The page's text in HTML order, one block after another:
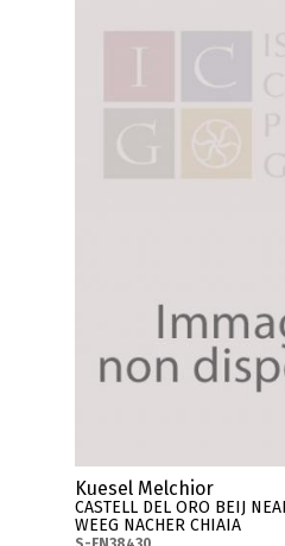
Kuesel Melchior
CASTELL DEL ORO BEIJ
WEEG NACHER CHIAIA